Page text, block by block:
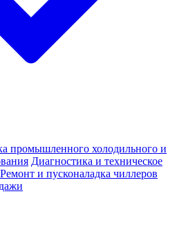
промышленного холодильного и
Диагностика и техническое
Ремонт и пусконаладка чиллеров